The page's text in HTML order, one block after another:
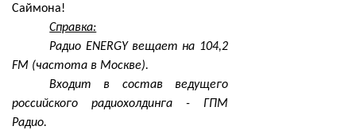
Саймона!
Справка:
Радио ENERGY вещает на 104,2
FM (частота в Москве).
Входит в состав ведущего
российского радиохолдинга - ГПМ
Радио.